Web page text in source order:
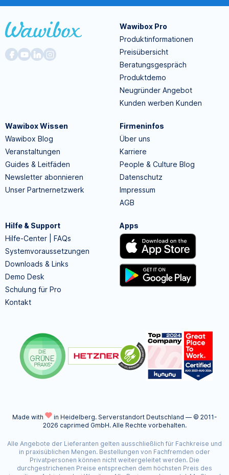
Wawibox Pro
Produktinformationen
Preisübersicht
Beratungsgespräch
Produktdemo
Neugründer Angebot
Kunden werben Kunden
Wawibox Wissen
Wawibox Blog
Veranstaltungen
Guides & Leitfäden
Newsletter abonnieren
Unser Partnernetzwerk
Firmeninfos
Über uns
Karriere
People & Culture Blog
Datenschutz
Impressum
AGB
Hilfe & Support
Hilfe-Center | FAQs
Systemvoraussetzungen
Downloads & Links
Demo Desk
Schulung für Pro
Kontakt
Apps
Made with in Heidelberg. Serverstandort Deutschland — © 2011-
2026 caprimed GmbH. Alle Rechte vorbehalten.
Alle Angebote der Lieferanten gelten ausschließlich für Fachkreise und
in praxisüblichen Mengen. Bestellungen von Fachfremden oder
Privatpersonen können nicht weitergeleitet werden. Die
durchgestrichenen Preise entsprechen dem höchsten Preis des